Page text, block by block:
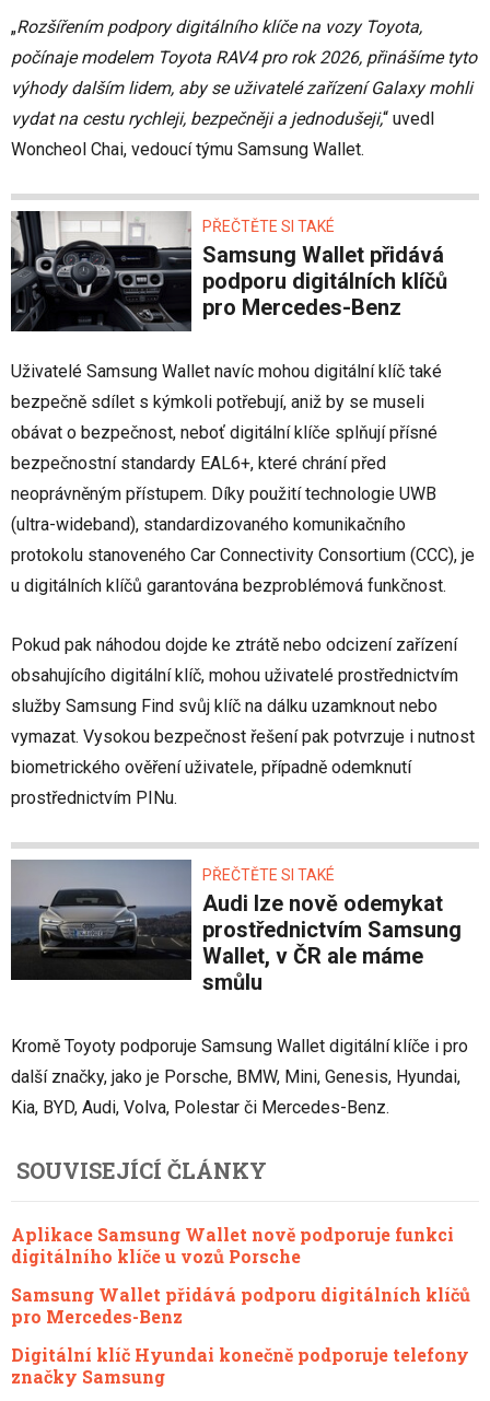
„Rozšířením podpory digitálního klíče na vozy Toyota,
počínaje modelem Toyota RAV4 pro rok 2026, přinášíme tyto
výhody dalším lidem, aby se uživatelé zařízení Galaxy mohli
vydat na cestu rychleji, bezpečněji a jednodušeji,“ uvedl
Woncheol Chai, vedoucí týmu Samsung Wallet.
PŘEČTĚTE SI TAKÉ
Samsung Wallet přidává
podporu digitálních klíčů
pro Mercedes-Benz
Uživatelé Samsung Wallet navíc mohou digitální klíč také
bezpečně sdílet s kýmkoli potřebují, aniž by se museli
obávat o bezpečnost, neboť digitální klíče splňují přísné
bezpečnostní standardy EAL6+, které chrání před
neoprávněným přístupem. Díky použití technologie UWB
(ultra-wideband), standardizovaného komunikačního
protokolu stanoveného Car Connectivity Consortium (CCC), je
u digitálních klíčů garantována bezproblémová funkčnost.
Pokud pak náhodou dojde ke ztrátě nebo odcizení zařízení
obsahujícího digitální klíč, mohou uživatelé prostřednictvím
služby Samsung Find svůj klíč na dálku uzamknout nebo
vymazat. Vysokou bezpečnost řešení pak potvrzuje i nutnost
biometrického ověření uživatele, případně odemknutí
prostřednictvím PINu.
PŘEČTĚTE SI TAKÉ
Audi lze nově odemykat
prostřednictvím Samsung
Wallet, v ČR ale máme
smůlu
Kromě Toyoty podporuje Samsung Wallet digitální klíče i pro
další značky, jako je Porsche, BMW, Mini, Genesis, Hyundai,
Kia, BYD, Audi, Volva, Polestar či Mercedes-Benz.
SOUVISEJÍCÍ ČLÁNKY
Aplikace Samsung Wallet nově podporuje funkci
digitálního klíče u vozů Porsche
Samsung Wallet přidává podporu digitálních klíčů
pro Mercedes-Benz
Digitální klíč Hyundai konečně podporuje telefony
značky Samsung